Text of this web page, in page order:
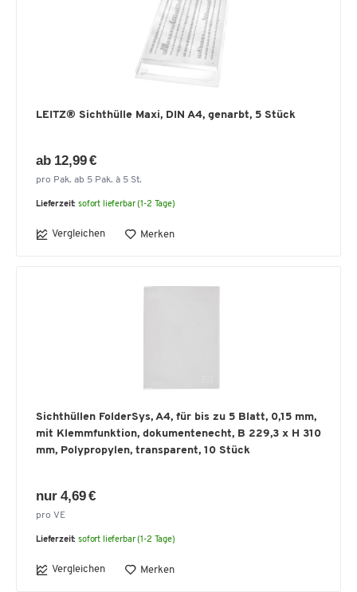
LEITZ® Sichthülle Maxi, DIN A4, genarbt, 5 Stück
ab 12,99 €
pro Pak. ab 5 Pak. à 5 St.
Lieferzeit: sofort lieferbar (1-2 Tage)
Vergleichen Merken
Sichthüllen FolderSys, A4, für bis zu 5 Blatt, 0,15 mm,
mit Klemmfunktion, dokumentenecht, B 229,3 x H 310
mm, Polypropylen, transparent, 10 Stück
nur 4,69 €
pro VE
Lieferzeit: sofort lieferbar (1-2 Tage)
Vergleichen Merken